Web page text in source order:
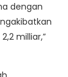
dengan
milliar,”